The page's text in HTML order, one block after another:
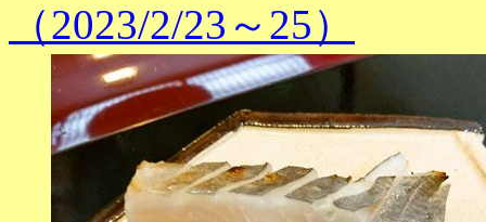
（2023/2/23～25）